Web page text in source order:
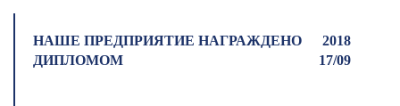
НАШЕ ПРЕДПРИЯТИЕ НАГРАЖДЕНО
ДИПЛОМОМ
2018
17/09